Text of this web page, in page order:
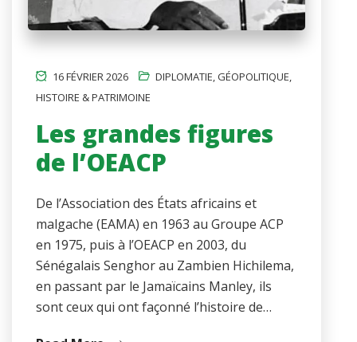
16 FÉVRIER 2026 DIPLOMATIE GÉOPOLITIQUE
HISTOIRE & PATRIMOINE
Les grandes figures
de l’OEACP
De l’Association des États africains et
malgache (EAMA) en 1963 au Groupe ACP
en 1975, puis à l’OEACP en 2003, du
Sénégalais Senghor au Zambien Hichilema,
en passant par le Jamaïcains Manley, ils
sont ceux qui ont façonné l’histoire de…